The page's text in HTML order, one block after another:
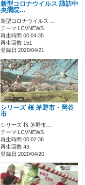
新型コロナウイルス 諏訪中
央病院…
新型コロナウイルス …
テーマ LCVNEWS
再生時間 00:04:35
再生回数 151
登録日 2020/04/21
シリーズ 桜 茅野市・岡谷
市
シリーズ 桜 茅野市…
テーマ LCVNEWS
再生時間 00:02:38
再生回数 43
登録日 2020/04/20